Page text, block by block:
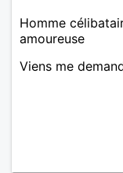
Homme
amoureuse
Viens me